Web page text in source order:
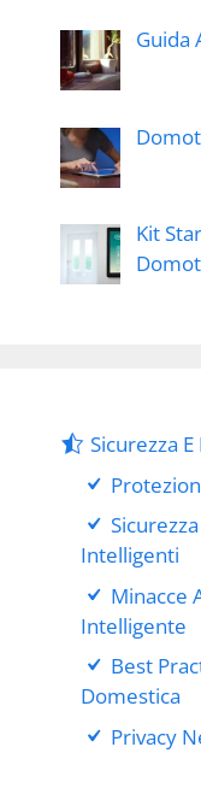
Guida
Kit
Sicurezza
Intelligenti
Minacce
Intelligente
Best
Domestica
Privacy